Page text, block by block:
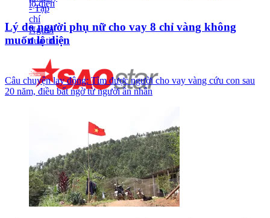
Lý do người phụ nữ cho vay 8 chỉ vàng không
muốn lộ diện
Câu chuyện lay động: Tìm được người cho vay vàng cứu con sau
20 năm, điều bất ngờ từ người ân nhân